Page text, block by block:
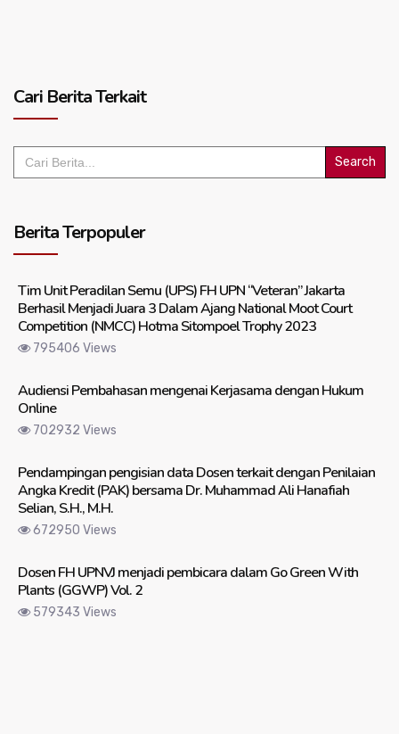
Cari Berita Terkait
Search
for:
Berita Terpopuler
Tim Unit Peradilan Semu (UPS) FH UPN “Veteran” Jakarta
Berhasil Menjadi Juara 3 Dalam Ajang National Moot Court
Competition (NMCC) Hotma Sitompoel Trophy 2023
795406 Views
Audiensi Pembahasan mengenai Kerjasama dengan Hukum
Online
702932 Views
Pendampingan pengisian data Dosen terkait dengan Penilaian
Angka Kredit (PAK) bersama Dr. Muhammad Ali Hanafiah
Selian, S.H., M.H.
672950 Views
Dosen FH UPNVJ menjadi pembicara dalam Go Green With
Plants (GGWP) Vol. 2
579343 Views